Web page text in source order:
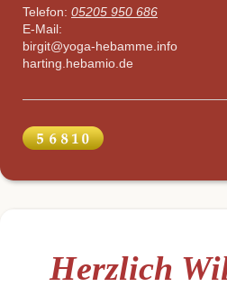
Telefon: 05205 950 686
E-Mail:
birgit@yoga-hebamme.info
harting.hebamio.de
Herzlich